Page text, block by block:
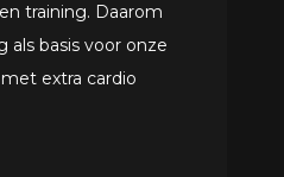
training. Daarom
als basis voor onze
extra cardio